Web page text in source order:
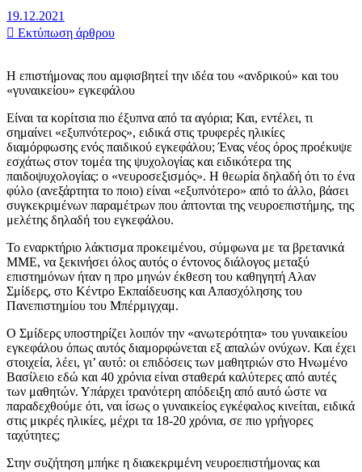
19.12.2021
Εκτύπωση άρθρου
Η επιστήμονας που αμφισβητεί την ιδέα του «ανδρικού» και του
«γυναικείου» εγκεφάλου
Είναι τα κορίτσια πιο έξυπνα από τα αγόρια; Και, εντέλει, τι
σημαίνει «εξυπνότερος», ειδικά στις τρυφερές ηλικίες
διαμόρφωσης ενός παιδικού εγκεφάλου; Ένας νέος όρος προέκυψε
εσχάτως στον τομέα της ψυχολογίας και ειδικότερα της
παιδοψυχολογίας: ο «νευροσεξισμός». Η θεωρία δηλαδή ότι το ένα
φύλο (ανεξάρτητα το ποιο) είναι «εξυπνότερο» από το άλλο, βάσει
συγκεκριμένων παραμέτρων που άπτονται της νευροεπιστήμης, της
μελέτης δηλαδή του εγκεφάλου.
Το εναρκτήριο λάκτισμα προκειμένου, σύμφωνα με τα βρετανικά
ΜΜΕ, να ξεκινήσει όλος αυτός ο έντονος διάλογος μεταξύ
επιστημόνων ήταν η προ μηνών έκθεση του καθηγητή Αλαν
Σμίδερς, στο Κέντρο Εκπαίδευσης και Απασχόλησης του
Πανεπιστημίου του Μπέρμιγχαμ.
Ο Σμίδερς υποστηρίζει λοιπόν την «ανωτερότητα» του γυναικείου
εγκεφάλου όπως αυτός διαμορφώνεται εξ απαλών ονύχων. Και έχει
στοιχεία, λέει, γι’ αυτό: οι επιδόσεις των μαθητριών στο Ηνωμένο
Βασίλειο εδώ και 40 χρόνια είναι σταθερά καλύτερες από αυτές
των μαθητών. Υπάρχει τρανότερη απόδειξη από αυτό ώστε να
παραδεχθούμε ότι, ναι ίσως ο γυναικείος εγκέφαλος κινείται, ειδικά
στις μικρές ηλικίες, μέχρι τα 18-20 χρόνια, σε πιο γρήγορες
ταχύτητες;
Στην συζήτηση μπήκε η διακεκριμένη νευροεπιστήμονας και